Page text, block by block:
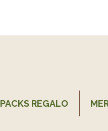
PACKS REGALO